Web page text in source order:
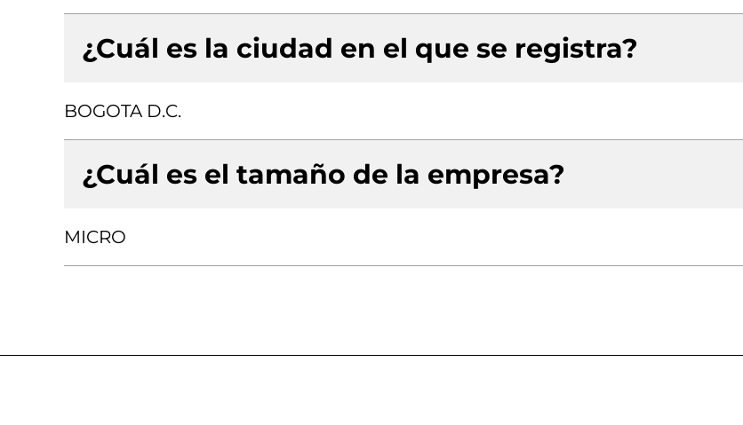
¿Cuál es la ciudad en el que se registra?
BOGOTA D.C.
¿Cuál es el tamaño de la empresa?
MICRO